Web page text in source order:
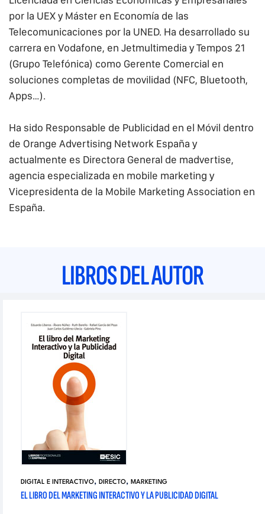
por la UEX y Máster en Economía de las
Telecomunicaciones por la UNED. Ha desarrollado su
carrera en Vodafone, en Jetmultimedia y Tempos 21
(Grupo Telefónica) como Gerente Comercial en
soluciones completas de movilidad (NFC, Bluetooth,
Apps…).
Ha sido Responsable de Publicidad en el Móvil dentro
de Orange Advertising Network España y
actualmente es Directora General de madvertise,
agencia especializada en mobile marketing y
Vicepresidenta de la Mobile Marketing Association en
España.
LIBROS DEL AUTOR
DIGITAL E INTERACTIVO, DIRECTO, MARKETING
EL LIBRO DEL MARKETING INTERACTIVO Y LA PUBLICIDAD DIGITAL